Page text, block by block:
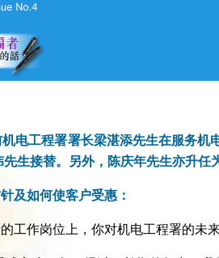
电工程署署长梁湛添先生在服务机
生接替。另外，陈庆年先生亦升任
及如何使客户受惠：
工作岗位上，你对机电工程署的未